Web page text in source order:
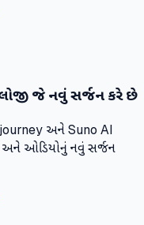
જે નવું સર્જન કરે છે
અને Suno AI
અને ઓડિયોનું નવું સર્જન